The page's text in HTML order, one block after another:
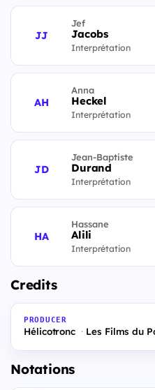
JJ
Jef
Jacobs
Interprétation
AH
Anna
Heckel
Interprétation
JD
Jean-Baptiste
Durand
Interprétation
HA
Hassane
Alili
Interprétation
Credits
PRODUCER
Hélicotronc Les Films du
Notations